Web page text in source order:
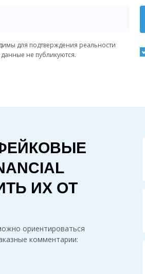
для подтверждения реальности
не публикуются.
ИХ ОТ
ориентироваться
комментарии: